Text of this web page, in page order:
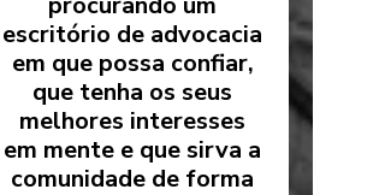
escritório de advocacia
em que possa confiar,
que tenha os seus
melhores interesses
em mente e que sirva a
comunidade de forma